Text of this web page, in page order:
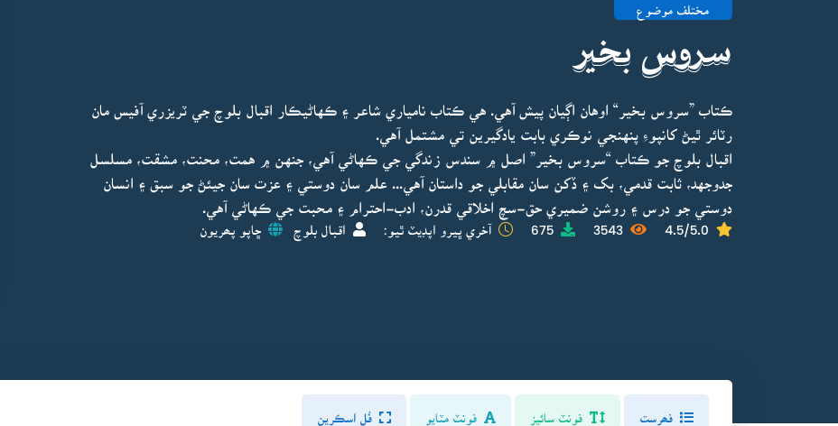
مختلف موضوع
سروس بخير
ڪتاب ”سروس بخير“ اوهان اڳيان پيش آهي. هي ڪتاب نامياري شاعر ۽ ڪهاڻيڪار اقبال بلوچ جي ٽريزري آفيس مان
رٽائر ٿيڻ کانپوءِ پنهنجي نوڪري بابت يادگيرين تي مشتمل آهي.
اقبال بلوچ جو ڪتاب “سروس بخير” اصل ۾ سندس زندگي جي ڪهاڻي آهي، جنهن ۾ همت، محنت، مشقت، مسلسل
جدوجهد، ثابت قدمي، بک ۽ ڏکن سان مقابلي جو داستان آهي... علم سان دوستي ۽ عزت سان جيئڻ جو سبق ۽ انسان
دوستي جو درس ۽ روشن ضميري حق-سچ اخلاقي قدرن، ادب-احترام ۽ محبت جي ڪهاڻي آهي.
4.5/5.0
3543
675 آخري ڀيرو اپڊيٽ ٿيو: اقبال بلوچ ڇاپو پھريون
فونٽ سائيز فونٽ مٽايو فُل اسڪرين